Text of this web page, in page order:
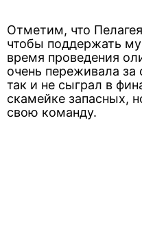
Отметим, что
чтобы поддержать
время проведения
очень переживала за
так и не сыграл в
скамейке запасных,
свою команду.